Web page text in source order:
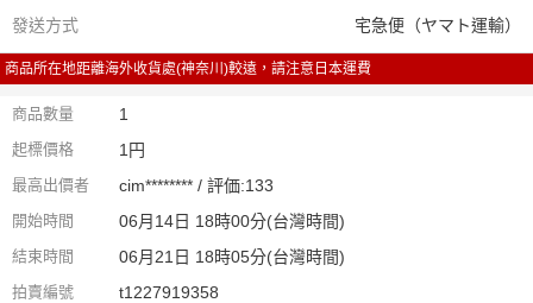
發送方式
宅急便（ヤマト運輸）
商品所在地距離海外收貨處(神奈川)較遠，請注意日本運費
商品數量 1
起標價格 1円
最高出價者 cim******** / 評価:133
開始時間 06月14日 18時00分(台灣時間)
結束時間 06月21日 18時05分(台灣時間)
拍賣編號 t1227919358